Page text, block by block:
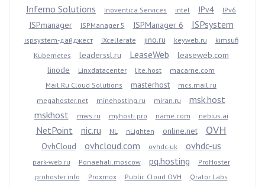
Inferno Solutions Inoventica Services intel IPv4 IPv6
ISPmanager ISPManager 5 ISPManager 6 ISPsystem
ispsystem-дайджест IXcellerate jino.ru keyweb.ru
kimsufi
Kubernetes
leaderssl.ru LeaseWeb
leaseweb.com
linode
Linxdatacenter lite.host
macarne.com
Mail.Ru Cloud Solutions
masterhost
mcs.mail.ru
megahoster.net
minehosting.ru miran.ru
msk.host
mskhost
mws.ru myhosti.pro name.com nebius.ai
NetPoint nic.ru NL nLighten online.net OVH
OvhCloud ovhcloud.com ovhdc-uk ovhdc-us
park-web.ru Ponaehali.moscow pq.hosting
ProHoster
prohoster.info
Proxmox Public Cloud OVH Qrator Labs